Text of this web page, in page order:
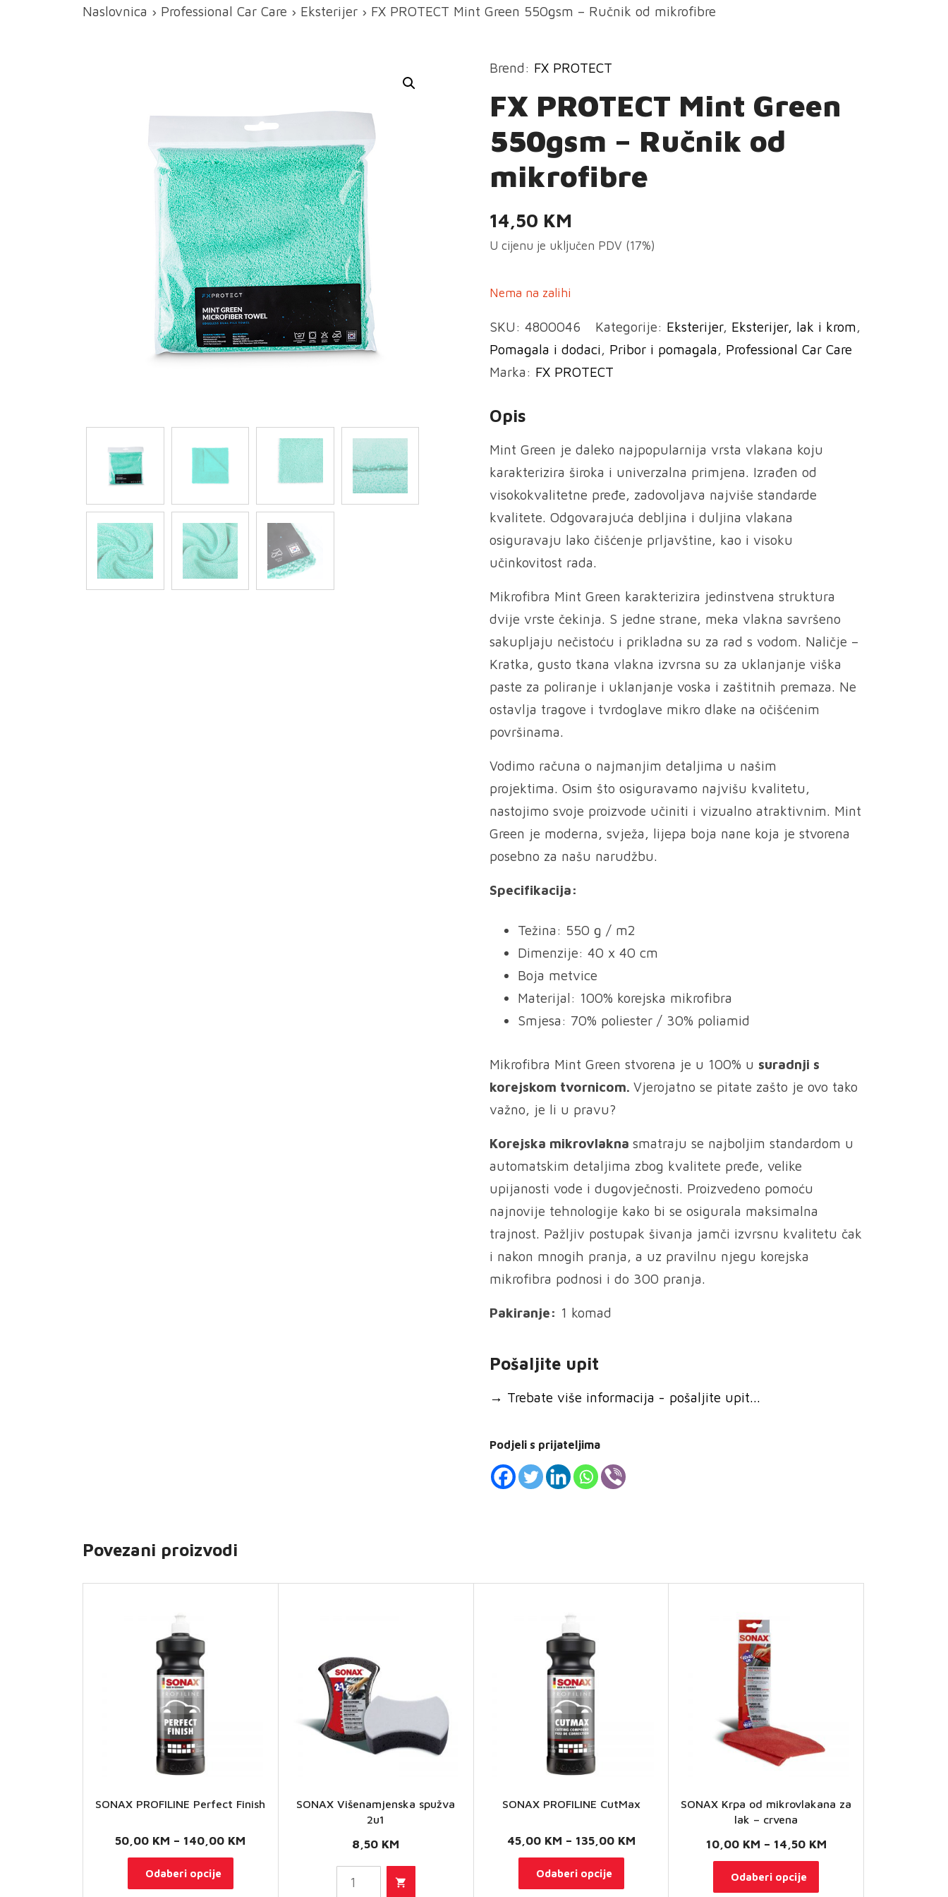
Naslovnica › Professional Car Care › Eksterijer › FX PROTECT Mint Green 550gsm – Ručnik od mikrofibre
Brend: FX PROTECT
FX PROTECT Mint Green
550gsm – Ručnik od
mikrofibre
14,50 KM
U cijenu je uključen PDV (17%)
Nema na zalihi
SKU:4800046 Kategorije: Eksterijer, Eksterijer, lak i krom,
Pomagala i dodaci, Pribor i pomagala, Professional Car Care
Marka: FX PROTECT
Opis
Mint Green je daleko najpopularnija vrsta vlakana koju
karakterizira široka i univerzalna primjena. Izrađen od
visokokvalitetne pređe, zadovoljava najviše standarde
kvalitete. Odgovarajuća debljina i duljina vlakana
osiguravaju lako čišćenje prljavštine, kao i visoku
učinkovitost rada.
Mikrofibra Mint Green karakterizira jedinstvena struktura
dvije vrste čekinja. S jedne strane, meka vlakna savršeno
sakupljaju nečistoću i prikladna su za rad s vodom. Naličje –
Kratka, gusto tkana vlakna izvrsna su za uklanjanje viška
paste za poliranje i uklanjanje voska i zaštitnih premaza. Ne
ostavlja tragove i tvrdoglave mikro dlake na očišćenim
površinama.
Vodimo računa o najmanjim detaljima u našim
projektima. Osim što osiguravamo najvišu kvalitetu,
nastojimo svoje proizvode učiniti i vizualno atraktivnim. Mint
Green je moderna, svježa, lijepa boja nane koja je stvorena
posebno za našu narudžbu.
Specifikacija:
Težina: 550 g / m2
Dimenzije: 40 x 40 cm
Boja metvice
Materijal: 100% korejska mikrofibra
Smjesa: 70% poliester / 30% poliamid
Mikrofibra Mint Green stvorena je u 100% u suradnji s
korejskom tvornicom.Vjerojatno se pitate zašto je ovo tako
važno, je li u pravu?
Korejska mikrovlaknasmatraju se najboljim standardom u
automatskim detaljima zbog kvalitete pređe, velike
upijanosti vode i dugovječnosti. Proizvedeno pomoću
najnovije tehnologije kako bi se osigurala maksimalna
trajnost. Pažljiv postupak šivanja jamči izvrsnu kvalitetu čak
i nakon mnogih pranja, a uz pravilnu njegu korejska
mikrofibra podnosi i do 300 pranja.
Pakiranje: 1 komad
Pošaljite upit
→ Trebate više informacija - pošaljite upit...
Podjeli s prijateljima
Povezani proizvodi
SONAX PROFILINE Perfect Finish
50,00 KM – 140,00 KM
Odaberi opcije
proizvod
SONAX Višenamjenska spužva
2u1
8,50 KM
Višenamjenska
spužva 2u1
SONAX PROFILINE CutMax
45,00 KM – 135,00 KMRaspon
Odaberi opcije
proizvod
SONAX Krpa od mikrovlakana za
lak – crvena
10,00 KM – 14,50 KMRaspon
Odaberi opcije